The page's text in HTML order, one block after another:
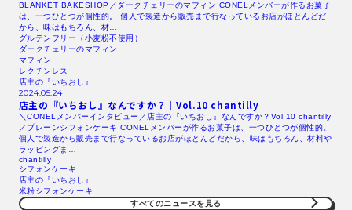
BLANKET BAKESHOP／ダークチェリーのマフィン CONELメンバーが作るお菓子
は、一つひとつが個性的。 個人で製造から販売まで行なっているお店がほとんどだ
から、味はもちろん、材…
グルテンフリー（小麦粉不使用）
ダークチェリーのマフィン
マフィン
レクチンレス
店主の『いちおし』
2024.05.24
店主の『いちおし』なんですか？｜Vol.10 chantilly
＼CONELメンバーインタビュー／店主の『いちおし』なんですか？Vol.10 chantilly
／プレーンシフォンケーキ CONELメンバーが作るお菓子は、一つひとつが個性的。
個人で製造から販売まで行なっているお店がほとんどだから、味はもちろん、材料や
ラッピングま…
chantilly
シフォンケーキ
店主の『いちおし』
米粉シフォンケーキ
すべてのニュースを見る​